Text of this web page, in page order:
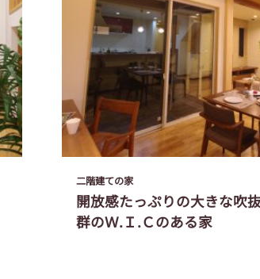
二階建ての家
開放感たっぷりの大きな吹
群のＷ.Ｉ.Ｃのある家